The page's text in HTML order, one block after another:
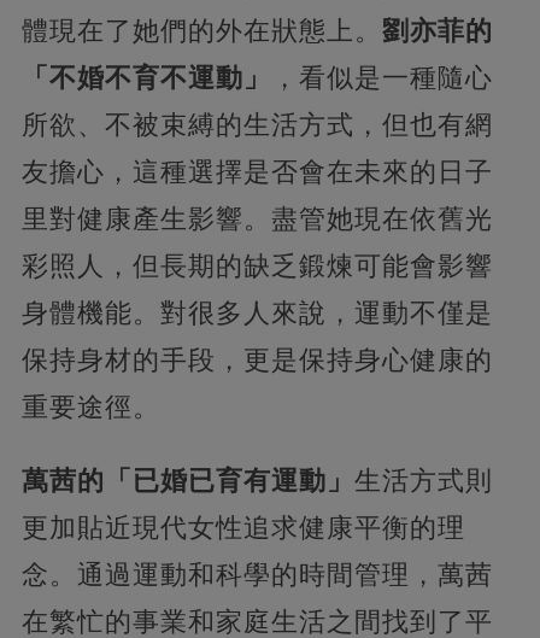
體現在了她們的外在狀態上。 劉亦菲的
「不婚不育不運動」
，看似是一種隨心
所欲、不被束縛的生活方式，但也有網
友擔心，這種選擇是否會在未來的日子
里對健康產生影響。盡管她現在依舊光
彩照人，但長期的缺乏鍛煉可能會影響
身體機能。對很多人來說，運動不僅是
保持身材的手段，更是保持身心健康的
重要途徑。
萬茜的「已婚已育有運動」 生活方式則
更加貼近現代女性追求健康平衡的理
念。通過運動和科學的時間管理，萬茜
在繁忙的事業和家庭生活之間找到了平